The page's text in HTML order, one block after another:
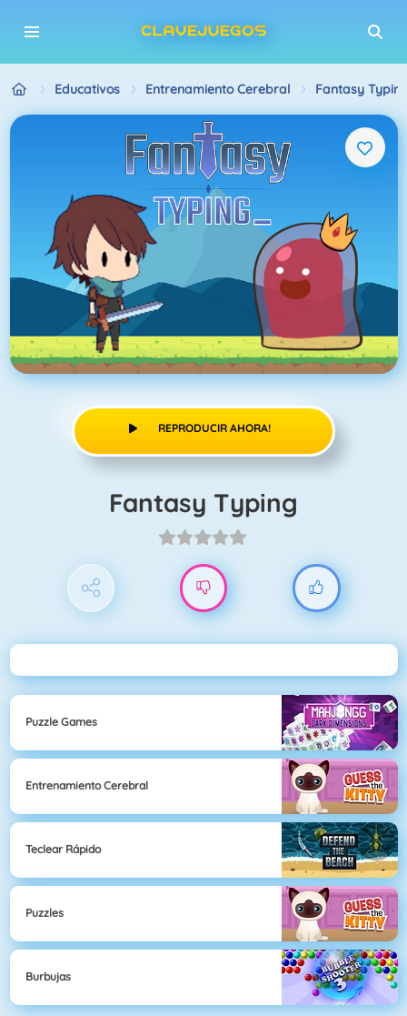
Educativos Entrenamiento Cerebral Fantasy
REPRODUCIR AHORA!
Fantasy Typing
Puzzle Games
Entrenamiento Cerebral
Teclear Rápido
Puzzles
Burbujas